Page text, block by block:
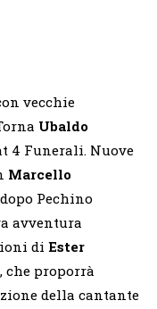
vecchie
Ubaldo
4 Funerali. Nuove
Marcello
Pechino
avventura
di Ester
, che proporrà
della cantante